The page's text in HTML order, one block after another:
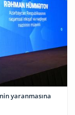
yaranmasına